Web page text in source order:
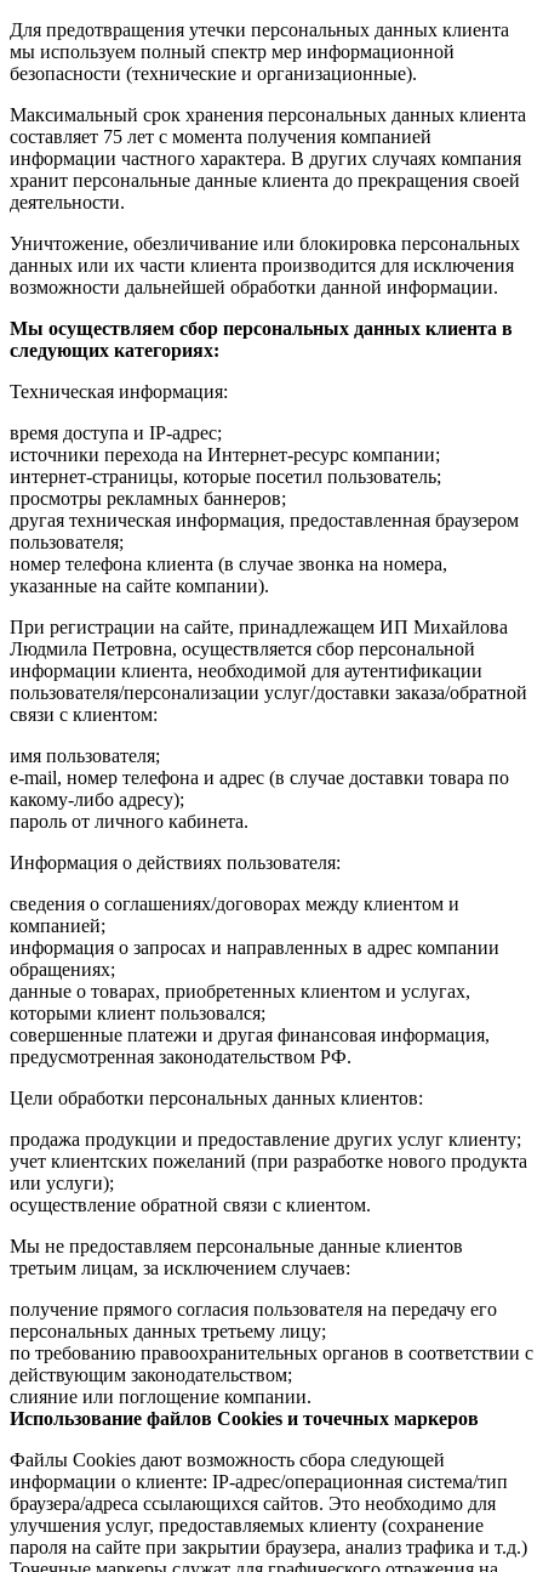
Для предотвращения утечки персональных данных клиента
мы используем полный спектр мер информационной
безопасности (технические и организационные).
Максимальный срок хранения персональных данных клиента
составляет 75 лет с момента получения компанией
информации частного характера. В других случаях компания
хранит персональные данные клиента до прекращения своей
деятельности.
Уничтожение, обезличивание или блокировка персональных
данных или их части клиента производится для исключения
возможности дальнейшей обработки данной информации.
Мы осуществляем сбор персональных данных клиента в
следующих категориях:
Техническая информация:
время доступа и IP-адрес;
источники перехода на Интернет-ресурс компании;
интернет-страницы, которые посетил пользователь;
просмотры рекламных баннеров;
другая техническая информация, предоставленная браузером
пользователя;
номер телефона клиента (в случае звонка на номера,
указанные на сайте компании).
При регистрации на сайте, принадлежащем ИП Михайлова
Людмила Петровна, осуществляется сбор персональной
информации клиента, необходимой для аутентификации
пользователя/персонализации услуг/доставки заказа/обратной
связи с клиентом:
имя пользователя;
e-mail, номер телефона и адрес (в случае доставки товара по
какому-либо адресу);
пароль от личного кабинета.
Информация о действиях пользователя:
сведения о соглашениях/договорах между клиентом и
компанией;
информация о запросах и направленных в адрес компании
обращениях;
данные о товарах, приобретенных клиентом и услугах,
которыми клиент пользовался;
совершенные платежи и другая финансовая информация,
предусмотренная законодательством РФ.
Цели обработки персональных данных клиентов:
продажа продукции и предоставление других услуг клиенту;
учет клиентских пожеланий (при разработке нового продукта
или услуги);
осуществление обратной связи с клиентом.
Мы не предоставляем персональные данные клиентов
третьим лицам, за исключением случаев:
получение прямого согласия пользователя на передачу его
персональных данных третьему лицу;
по требованию правоохранительных органов в соответствии с
действующим законодательством;
слияние или поглощение компании.
Использование файлов Cookies и точечных маркеров
Файлы Cookies дают возможность сбора следующей
информации о клиенте: IP-адрес/операционная система/тип
браузера/адреса ссылающихся сайтов. Это необходимо для
улучшения услуг, предоставляемых клиенту (сохранение
пароля на сайте при закрытии браузера, анализ трафика и т.д.)